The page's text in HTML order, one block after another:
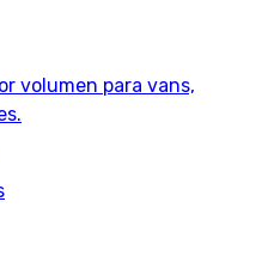
volumen para vans,